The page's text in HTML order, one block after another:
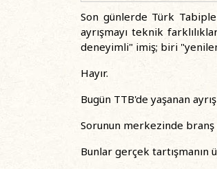
Son günlerde Türk
ayrışmayı teknik
deneyimli" imiş; biri
Hayır.
Bugün TTB'de yaşanan
Sorunun merkezinde branş
Bunlar gerçek tartışmanın